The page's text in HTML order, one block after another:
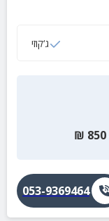
ג‘קוזי
850
₪
053-9369464